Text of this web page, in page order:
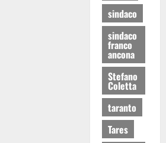
sindaco
sindaco
franco
ancona
Stefano
Coletta
taranto
Tares